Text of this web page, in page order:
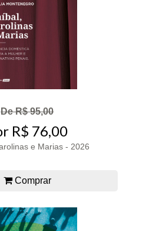
De R$ 95,00
R$ 76,00
e Marias - 2026
Comprar